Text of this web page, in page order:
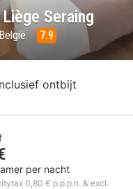
Centre Gare
Seraing
7.9
ontbijt
per nacht
0,80 € p.p.p.n. & excl.